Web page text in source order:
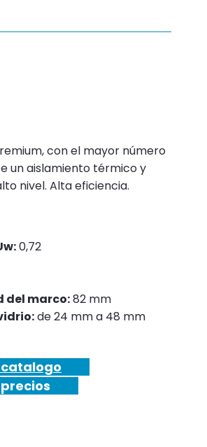
con el mayor número
un aislamiento térmico y
nivel. Alta eficiencia.
0,72
del marco:82 mm
de 24 mm a 48 mm